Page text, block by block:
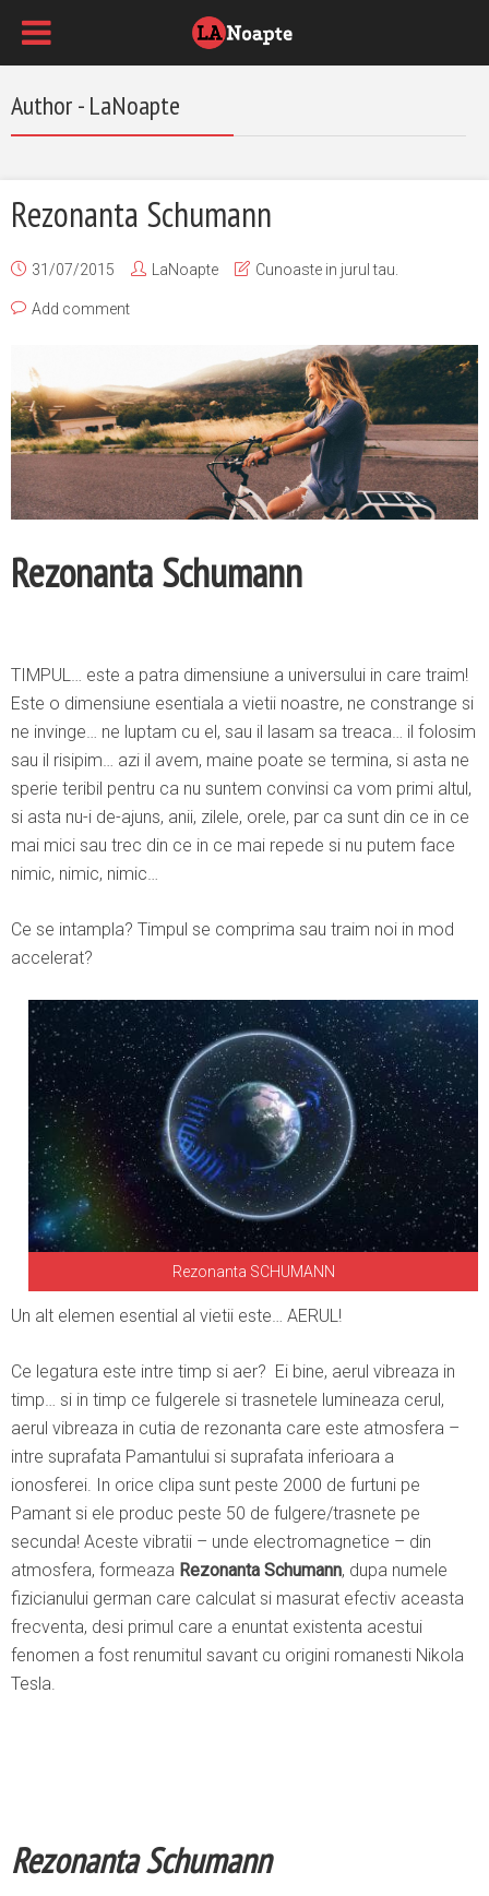
Author - LaNoapte
Rezonanta Schumann
31/07/2015 LaNoapte Cunoaste in jurul tau.
Add comment
Rezonanta Schumann
TIMPUL… este a patra dimensiune a universului in care traim!
Este o dimensiune esentiala a vietii noastre, ne constrange si
ne invinge… ne luptam cu el, sau il lasam sa treaca… il folosim
sau il risipim… azi il avem, maine poate se termina, si asta ne
sperie teribil pentru ca nu suntem convinsi ca vom primi altul,
si asta nu-i de-ajuns, anii, zilele, orele, par ca sunt din ce in ce
mai mici sau trec din ce in ce mai repede si nu putem face
nimic, nimic, nimic…
Ce se intampla? Timpul se comprima sau traim noi in mod
accelerat?
Rezonanta SCHUMANN
Un alt elemen esential al vietii este… AERUL!
Ce legatura este intre timp si aer? Ei bine, aerul vibreaza in
timp… si in timp ce fulgerele si trasnetele lumineaza cerul,
aerul vibreaza in cutia de rezonanta care este atmosfera –
intre suprafata Pamantului si suprafata inferioara a
ionosferei. In orice clipa sunt peste 2000 de furtuni pe
Pamant si ele produc peste 50 de fulgere/trasnete pe
secunda! Aceste vibratii – unde electromagnetice – din
atmosfera, formeaza Rezonanta Schumann, dupa numele
fizicianului german care calculat si masurat efectiv aceasta
frecventa, desi primul care a enuntat existenta acestui
fenomen a fost renumitul savant cu origini romanesti Nikola
Tesla.
Rezonanta Schumann